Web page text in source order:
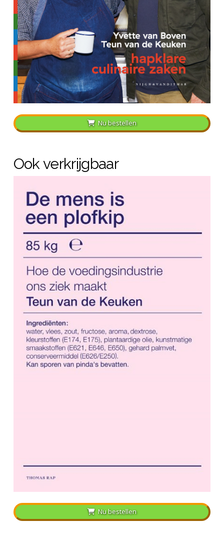
Nu bestellen
Ook verkrijgbaar
Nu bestellen